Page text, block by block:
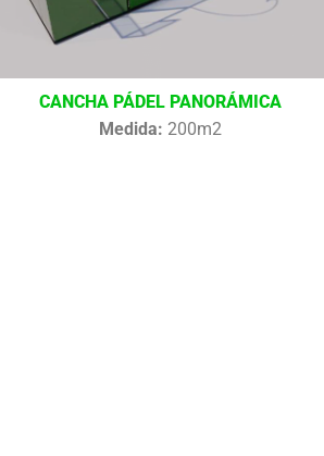
CANCHA PÁDEL PANORÁMICA
Medida: 200m2